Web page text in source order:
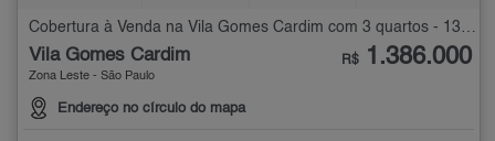
Cobertura à Venda na Vila Gomes Cardim com 3 quartos - 131 m²
Vila Gomes Cardim
Zona Leste - São Paulo
Endereço no círculo do mapa
R$ 1.386.000